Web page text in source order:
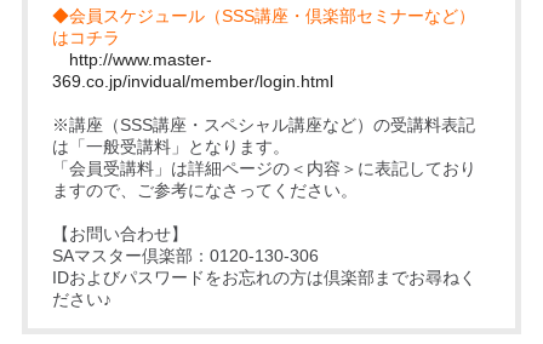
◆会員スケジュール（SSS講座・倶楽部セミナーなど）
はコチラ
http://www.master-
369.co.jp/invidual/member/login.html
※講座（SSS講座・スペシャル講座など）の受講料表記
は「一般受講料」となります。
「会員受講料」は詳細ページの＜内容＞に表記しており
ますので、ご参考になさってください。
【お問い合わせ】
SAマスター倶楽部：0120-130-306
IDおよびパスワードをお忘れの方は倶楽部までお尋ねく
ださい♪